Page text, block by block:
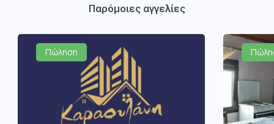
Παρόμοιες αγγελίες
Πώληση